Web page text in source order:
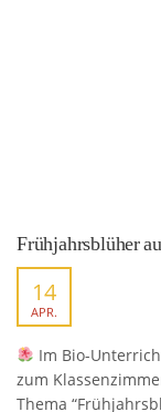
Frühjahrsblüher
14
APR.
Im Bio-
zum
Thema